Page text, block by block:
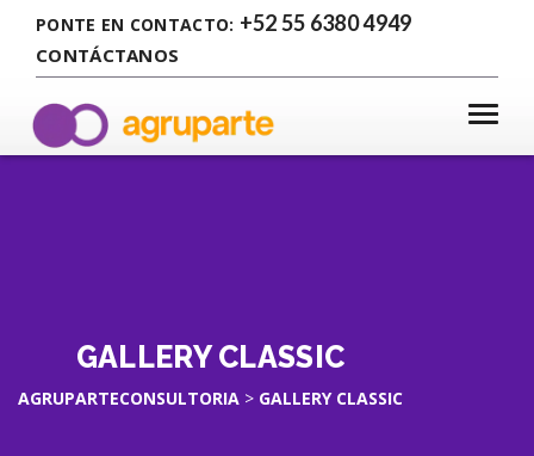
PONTE EN CONTACTO: +52 55 6380 4949
CONTÁCTANOS
GALLERY CLASSIC
AGRUPARTECONSULTORIA > GALLERY CLASSIC